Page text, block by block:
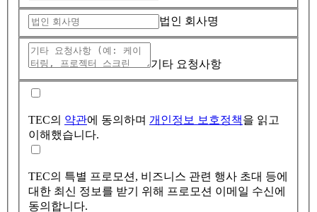
법인 회사명
기타 요청사항
TEC의 약관에 동의하며 개인정보 보호정책을 읽고
이해했습니다.
TEC의 특별 프로모션, 비즈니스 관련 행사 초대 등에
대한 최신 정보를 받기 위해 프로모션 이메일 수신에
동의합니다.